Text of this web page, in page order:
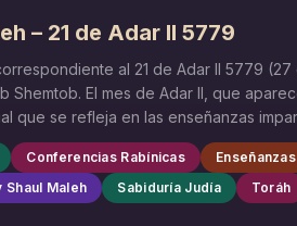
– 21 de Adar II 5779
al 21 de Adar II 5779
Shemtob. El mes de Adar II, que
que se refleja en las enseñanzas
Conferencias Rabínicas
Shaul Maleh Sabiduría Judía Toráh